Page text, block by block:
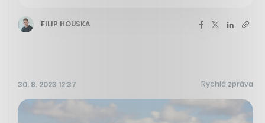
FILIP HOUSKA
30. 8. 2023 12:37 Rychlá zpráva